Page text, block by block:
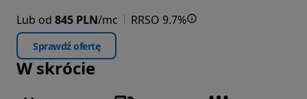
Lub od 845 PLN/mc RRSO 9.7%
Sprawdź ofertę
W skrócie